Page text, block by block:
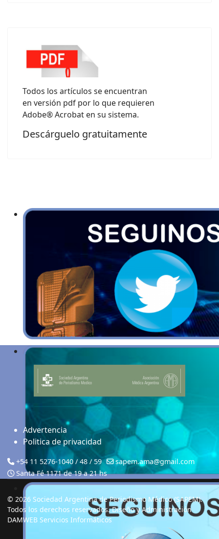
Todos los artículos se encuentran
en versión pdf por lo que requieren
Adobe® Acrobat en su sistema.
Descárguelo gratuitamente
Advertencia
Politica de privacidad
+54 11 5276-1040 / 48 / 59
sapem.ama@gmail.com
Santa Fé 1171 de 19 a 21 hs
© 2026 Sociedad Argentina de Periodismo Médico (SAPEM).
Todos los derechos reservados. Diseño y Administración
DAMWEB Servicios Informáticos